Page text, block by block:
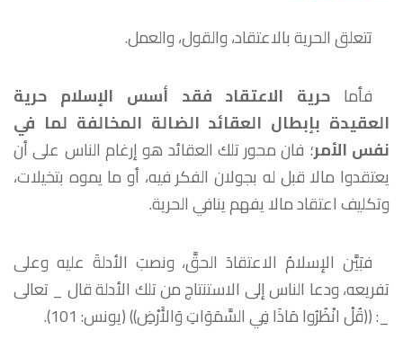
تتعلق الحرية بالاعتقاد، والقول، والعمل.
فأما حرية الاعتقاد فقد أسس الإسلام حرية
العقيدة بإبطال العقائد الضالة المخالفة لما في
نفس الأمر؛ فان محور تلك العقائد هو إرغام الناس على أن
يعتقدوا مالا قبل له بجولان الفكر فيه، أو ما يموه بتخيلات،
وتكليف اعتقاد مالا يفهم ينافي الحرية.
فبَيَّن الإسلامُ الاعتقادَ الحقَّ، ونصبَ الأدلةَ عليه وعلى
تفريعه، ودعا الناس إلى الاستنتاج من تلك الأدلة قال _ تعالى
_: ((قُلْ انْظُرُوا مَاذَا فِي السَّمَوَاتِ وَالأَرْضِ)) (يونس: 101).